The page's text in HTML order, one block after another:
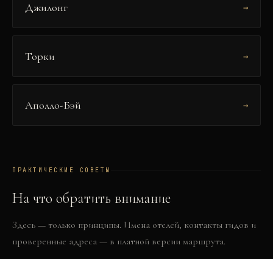
Джилонг →
Торки →
Аполло-Бэй →
ПРАКТИЧЕСКИЕ СОВЕТЫ
На что обратить внимание
Здесь — только принципы. Имена отелей, контакты гидов и
проверенные адреса — в платной версии маршрута.